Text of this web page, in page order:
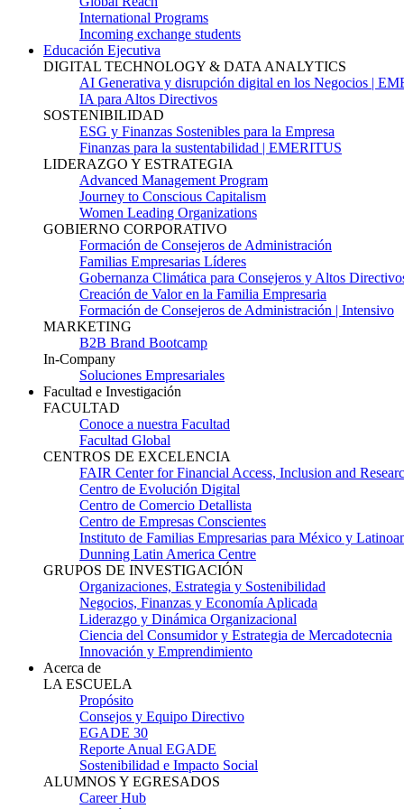
International Programs
Incoming exchange students
Educación Ejecutiva
DIGITAL TECHNOLOGY & DATA ANALYTICS
AI Generativa y disrupción digital en los Negocios |
IA para Altos Directivos
SOSTENIBILIDAD
ESG y Finanzas Sostenibles para la Empresa
Finanzas para la sustentabilidad | EMERITUS
LIDERAZGO Y ESTRATEGIA
Advanced Management Program
Journey to Conscious Capitalism
Women Leading Organizations
GOBIERNO CORPORATIVO
Formación de Consejeros de Administración
Familias Empresarias Líderes
Gobernanza Climática para Consejeros y Altos
Creación de Valor en la Familia Empresaria
Formación de Consejeros de Administración | Intensivo
MARKETING
B2B Brand Bootcamp
In-Company
Soluciones Empresariales
Facultad e Investigación
FACULTAD
Conoce a nuestra Facultad
Facultad Global
CENTROS DE EXCELENCIA
FAIR Center for Financial Access, Inclusion and
Centro de Evolución Digital
Centro de Comercio Detallista
Centro de Empresas Conscientes
Instituto de Familias Empresarias para México y
Dunning Latin America Centre
GRUPOS DE INVESTIGACIÓN
Organizaciones, Estrategia y Sostenibilidad
Negocios, Finanzas y Economía Aplicada
Liderazgo y Dinámica Organizacional
Ciencia del Consumidor y Estrategia de Mercadotecnia
Innovación y Emprendimiento
Acerca de
LA ESCUELA
Propósito
Consejos y Equipo Directivo
EGADE 30
Reporte Anual EGADE
Sostenibilidad e Impacto Social
ALUMNOS Y EGRESADOS
Career Hub